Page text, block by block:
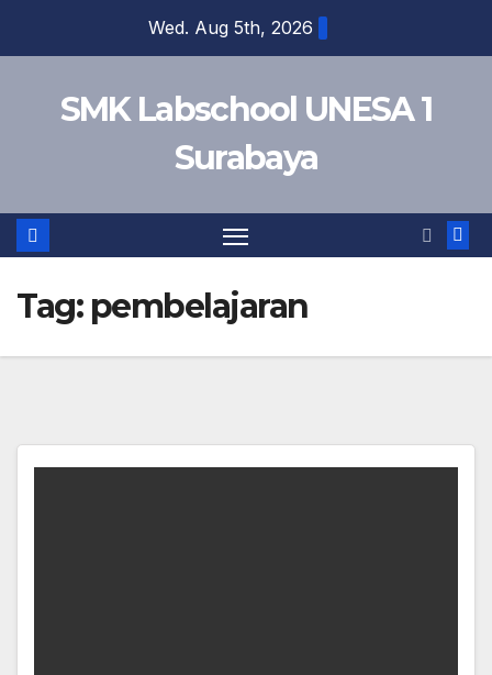
Wed. Aug 5th, 2026
SMK Labschool UNESA 1
Surabaya
Tag: pembelajaran